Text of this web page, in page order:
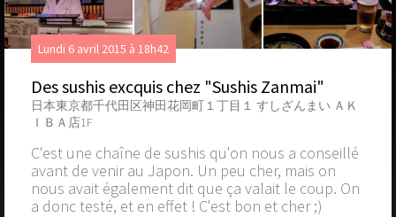
Lundi 6 avril 2015 à 18h42
Des sushis excquis chez "Sushis Zanmai"
日本東京都千代田区神田花岡町１丁目１ すしざんまい ＡＫ
ＩＢＡ店1F
C'est une chaîne de sushis qu'on nous a conseillé
avant de venir au Japon. Un peu cher, mais on
nous avait également dit que ça valait le coup. On
a donc testé, et en effet ! C'est bon et cher ;)